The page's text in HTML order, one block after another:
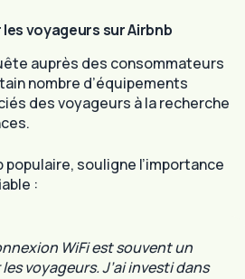
voyageurs sur Airbnb
auprès des consommateurs
nombre d’équipements
des voyageurs à la recherche
populaire, souligne l’importance
:
WiFi est souvent un
voyageurs. J’ai investi dans